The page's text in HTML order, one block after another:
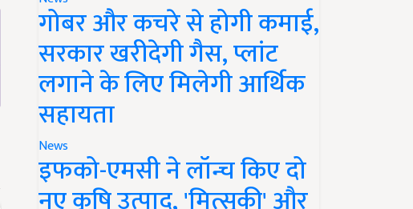
गोबर और कचरे से होगी कमाई,
सरकार खरीदेगी गैस, प्लांट
लगाने के लिए मिलेगी आर्थिक
सहायता
News
इफको-एमसी ने लॉन्च किए दो